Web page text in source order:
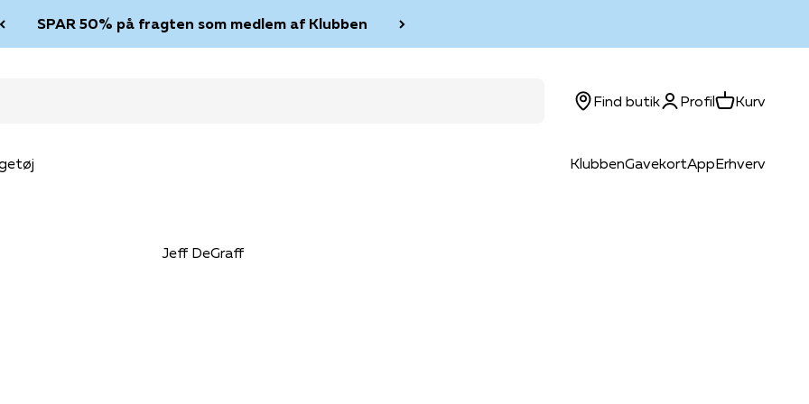
SPAR 50% på fragten som medlem af Klubben
KlubbenGavekortAppErhverv
Find butikLog ind
ProfilKurvKurv
Jeff DeGraff